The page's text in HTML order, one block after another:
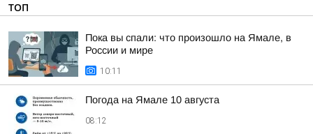
ТОП
Пока вы спали: что произошло на Ямале, в
России и мире
10:11
Погода на Ямале 10 августа
08:12